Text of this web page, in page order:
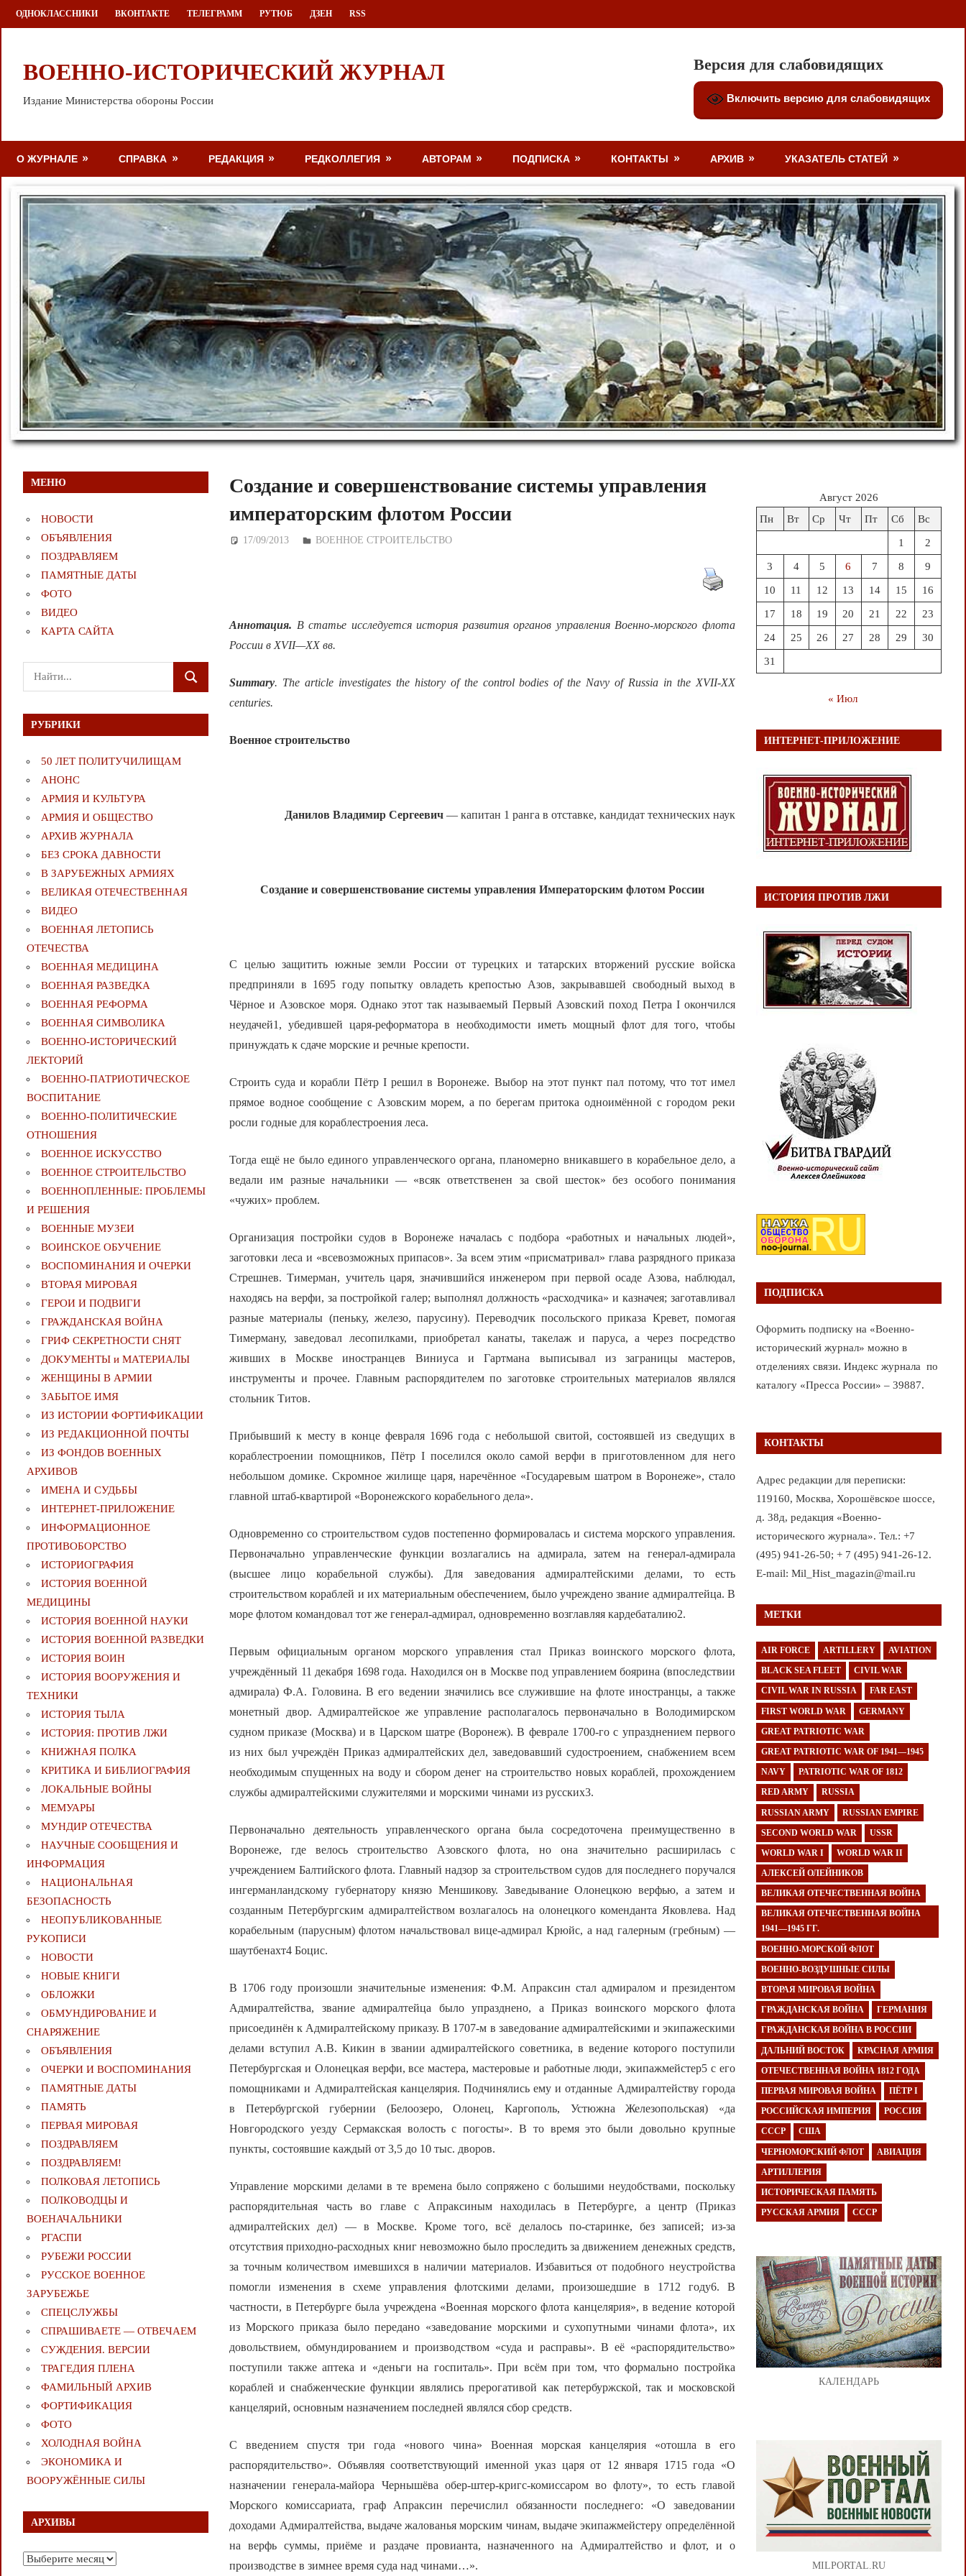
Перейти
к
ОДНОКЛАССНИКИ ВКОНТАКТЕ ТЕЛЕГРАММ РУТЮБ ДЗЕН RSS
ВОЕННО-ИСТОРИЧЕСКИЙ ЖУРНАЛ
Издание Министерства обороны России
Версия для слабовидящих
Включить версию для слабовидящих
О ЖУРНАЛЕ СПРАВКА РЕДАКЦИЯ РЕДКОЛЛЕГИЯ АВТОРАМ ПОДПИСКА КОНТАКТЫ АРХИВ УКАЗАТЕЛЬ СТАТЕЙ
Создание и совершенствование системы управления
императорским флотом России
17/09/2013 Дежурный по Редакции
ВОЕННОЕ СТРОИТЕЛЬСТВО
Аннотация. В статье исследуется история развития органов управления Военно-морского флота
России в XVII—XX вв.
Summary. The article investigates the history of the control bodies of the Navy of Russia in the XVII-XX
centuries.
Военное строительство
Данилов Владимир Сергеевич— капитан 1 ранга в отставке, кандидат технических наук
Создание и совершенствование системы управления Императорским флотом России
С целью защитить южные земли России от турецких и татарских вторжений русские войска
предприняли в 1695 году попытку овладеть крепостью Азов, закрывавшей свободный выход в
Чёрное и Азовское моря. Однако этот так называемый Первый Азовский поход Петра I окончился
неудачей1, убедившей царя-реформатора в необходимости иметь мощный флот для того, чтобы
принуждать к сдаче морские и речные крепости.
Строить суда и корабли Пётр I решил в Воронеже. Выбор на этот пункт пал потому, что тот имел
прямое водное сообщение с Азовским морем, а по берегам притока одноимённой с городом реки
росли годные для кораблестроения леса.
Тогда ещё не было единого управленческого органа, планомерно вникавшего в корабельное дело, а
ведали им разные начальники — «всяк ответственен за свой шесток» без особого понимания
«чужих» проблем.
Организация постройки судов в Воронеже началась с подбора «работных и начальных людей»,
заготовки леса и «всевозможных припасов». За всем этим «присматривал» глава разрядного приказа
Стрешнев. Тимерман, учитель царя, значившийся инженером при первой осаде Азова, наблюдал,
находясь на верфи, за постройкой галер; выполнял должность «расходчика» и казначея; заготавливал
разные материалы (пеньку, железо, парусину). Переводчик посольского приказа Кревет, помогая
Тимерману, заведовал лесопилками, приобретал канаты, такелаж и паруса, а через посредство
живших в Москве иностранцев Виниуса и Гартмана выписывал из заграницы мастеров,
инструменты и прочее. Главным распорядителем по заготовке строительных материалов являлся
стольник Титов.
Прибывший к месту в конце февраля 1696 года с небольшой свитой, состоявшей из сведущих в
кораблестроении помощников, Пётр I поселился около самой верфи в приготовленном для него
небольшом домике. Скромное жилище царя, наречённое «Государевым шатром в Воронеже», стало
главной штаб-квартирой «Воронежского корабельного дела».
Одновременно со строительством судов постепенно формировалась и система морского управления.
Первоначально управленческие функции возлагались на адмирала, затем на генерал-адмирала
(высшее лицо корабельной службы). Для заведования адмиралтейскими делами, то есть
строительством кораблей и их материальным обеспечением, было учреждено звание адмиралтейца. В
море флотом командовал тот же генерал-адмирал, одновременно возглавляя кардебаталию2.
Первым официальным органом морского управления стал Приказ воинского морского флота,
учреждённый 11 декабря 1698 года. Находился он в Москве под управлением боярина (впоследствии
адмирала) Ф.А. Головина. В его ведении значились все служившие на флоте иностранцы, а также
монетный двор. Адмиралтейское же управление располагалось первоначально в Володимирском
судном приказе (Москва) и в Царском шатре (Воронеж). В феврале 1700-го с упразднением первого
из них был учреждён Приказ адмиралтейских дел, заведовавший судостроением, снабжением всем
необходимым спущенных на воду и сбором денег на строительство новых кораблей, прохождением
службы адмиралтейскими служителями и морскими чинами из русских3.
Первоначально деятельность управленческого органа была сосредоточена преимущественно в
Воронеже, где велось строительство Азовского флота, но она значительно расширилась с
учреждением Балтийского флота. Главный надзор за строительством судов для последнего поручался
ингерманландскому губернатору князю Меншикову. Заведывание Олонецкою верфью, а затем и
созданным Петербургским адмиралтейством возлагалось на олонецкого коменданта Яковлева. Над
корабельным (парусным) флотом начальствовал вице-адмирал Крюйс, а над галерным (гребным) —
шаутбенахт4 Боцис.
В 1706 году произошли значительные изменения: Ф.М. Апраксин стал адмиралом и президентом
Адмиралтейства, звание адмиралтейца было упразднено, а Приказ воинского морского флота
присоединён к Адмиралтейскому приказу. В 1707-м в заведование адмиралтейскими и экипажескими
делами вступил А.В. Кикин в звании адмиралтейского советника, в ведение которого поступили
Петербургская и Олонецкая верфи, все мастера, мастеровые и работные люди, экипажмейстер5 с его
помощниками и Адмиралтейская канцелярия. Подчинялись ему и отданные Адмиралтейству города
в Петербургской губернии (Белоозеро, Олонец, Каргополь, Устюжна Железопольская) «да
Новгородского уезду Сермакская волость с погосты». В то время это были довольно крупные
пункты, состоявшие каждый от 3,5 до 10 тыс. дворов.
Управление морскими делами в те времена было сопряжено с большими неудобствами, поскольку
распорядительная часть во главе с Апраксиным находилась в Петербурге, а центр (Приказ
адмиралтейских дел) — в Москве. Кроме того, всё делалось по-старинке, без записей; из-за
отсутствия приходно-расходных книг невозможно было проследить за движением денежных средств,
за точным количеством имевшихся в наличии материалов. Избавиться от подобного неустройства
помогли изменения в схеме управления флотскими делами, произошедшие в 1712 году6. В
частности, в Петербурге была учреждена «Военная морского флота канцелярия», в ведение которой
из Морского приказа было передано «заведование морскими и сухопутными чинами флота», их
довольствием, обмундированием и производством «суда и расправы». В её «распорядительство»
поступили также аптека и «деньги на госпиталь». При всём при том, что формально постройка
кораблей и снабженческие функции являлись прерогативой как петербуржской, так и московской
канцелярий, основным назначением последней являлся сбор средств.
С введением спустя три года «нового чина» Военная морская канцелярия «отошла в его
распорядительство». Объявляя соответствующий именной указ царя от 12 января 1715 года «О
назначении генерала-майора Чернышёва обер-штер-кригс-комиссаром во флоту», то есть главой
Морского комиссариата, граф Апраксин перечислил обязанности последнего: «О заведовании
доходами Адмиралтейства, выдаче жалованья морским чинам, выдаче экипажмейстеру определённой
на верфь суммы, приёме и раздаче провианта, назначенного на Адмиралтейство и флот, и о
производстве в зимнее время суда над чинами…».
МЕНЮ
НОВОСТИ
ОБЪЯВЛЕНИЯ
ПОЗДРАВЛЯЕМ
ПАМЯТНЫЕ ДАТЫ
ФОТО
ВИДЕО
КАРТА САЙТА
Поиск
для:
ПОИСК
РУБРИКИ
50 ЛЕТ ПОЛИТУЧИЛИЩАМ
АНОНС
АРМИЯ И КУЛЬТУРА
АРМИЯ И ОБЩЕСТВО
АРХИВ ЖУРНАЛА
БЕЗ СРОКА ДАВНОСТИ
В ЗАРУБЕЖНЫХ АРМИЯХ
ВЕЛИКАЯ ОТЕЧЕСТВЕННАЯ
ВИДЕО
ВОЕННАЯ ЛЕТОПИСЬ
ОТЕЧЕСТВА
ВОЕННАЯ МЕДИЦИНА
ВОЕННАЯ РАЗВЕДКА
ВОЕННАЯ РЕФОРМА
ВОЕННАЯ СИМВОЛИКА
ВОЕННО-ИСТОРИЧЕСКИЙ
ЛЕКТОРИЙ
ВОЕННО-ПАТРИОТИЧЕСКОЕ
ВОСПИТАНИЕ
ВОЕННО-ПОЛИТИЧЕСКИE
ОТНОШЕНИЯ
ВОЕННОЕ ИСКУССТВО
ВОЕННОЕ СТРОИТЕЛЬСТВО
ВОЕННОПЛЕННЫЕ: ПРОБЛЕМЫ
И РЕШЕНИЯ
ВОЕННЫЕ МУЗЕИ
ВОИНСКОЕ ОБУЧЕНИЕ
ВОСПОМИНАНИЯ И ОЧЕРКИ
ВТОРАЯ МИРОВАЯ
ГЕРОИ И ПОДВИГИ
ГРАЖДАНСКАЯ ВОЙНА
ГРИФ СЕКРЕТНОСТИ СНЯТ
ДОКУМЕНТЫ и МАТЕРИАЛЫ
ЖЕНЩИНЫ В АРМИИ
ЗАБЫТОЕ ИМЯ
ИЗ ИСТОРИИ ФОРТИФИКАЦИИ
ИЗ РЕДАКЦИОННОЙ ПОЧТЫ
ИЗ ФОНДОВ ВОЕННЫХ
АРХИВОВ
ИМЕНА И СУДЬБЫ
ИНТЕРНЕТ-ПРИЛОЖЕНИЕ
ИНФОРМАЦИОННОЕ
ПРОТИВОБОРСТВО
ИСТОРИОГРАФИЯ
ИСТОРИЯ ВОЕННОЙ
МЕДИЦИНЫ
ИСТОРИЯ ВОЕННОЙ НАУКИ
ИСТОРИЯ ВОЕННОЙ РАЗВЕДКИ
ИСТОРИЯ ВОИН
ИСТОРИЯ ВООРУЖЕНИЯ И
ТЕХНИКИ
ИСТОРИЯ ТЫЛА
ИСТОРИЯ: ПРОТИВ ЛЖИ
КНИЖНАЯ ПОЛКА
КРИТИКА И БИБЛИОГРАФИЯ
ЛОКАЛЬНЫЕ ВОЙНЫ
МЕМУАРЫ
МУНДИР ОТЕЧЕСТВА
НАУЧНЫЕ СООБЩЕНИЯ И
ИНФОРМАЦИЯ
НАЦИОНАЛЬНАЯ
БЕЗОПАСНОСТЬ
НЕОПУБЛИКОВАННЫЕ
РУКОПИСИ
НОВОСТИ
НОВЫЕ КНИГИ
ОБЛОЖКИ
ОБМУНДИРОВАНИЕ И
СНАРЯЖЕНИЕ
ОБЪЯВЛЕНИЯ
ОЧЕРКИ И ВОСПОМИНАНИЯ
ПАМЯТНЫЕ ДАТЫ
ПАМЯТЬ
ПЕРВАЯ МИРОВАЯ
ПОЗДРАВЛЯЕМ
ПОЗДРАВЛЯЕМ!
ПОЛКОВАЯ ЛЕТОПИСЬ
ПОЛКОВОДЦЫ И
ВОЕНАЧАЛЬНИКИ
РГАСПИ
РУБЕЖИ РОССИИ
РУССКОЕ ВОЕННОЕ
ЗАРУБЕЖЬЕ
СПЕЦСЛУЖБЫ
СПРАШИВАЕТЕ — ОТВЕЧАЕМ
СУЖДЕНИЯ. ВЕРСИИ
ТРАГЕДИЯ ПЛЕНА
ФАМИЛЬНЫЙ АРХИВ
ФОРТИФИКАЦИЯ
ФОТО
ХОЛОДНАЯ ВОЙНА
ЭКОНОМИКА И
ВООРУЖЁННЫЕ СИЛЫ
АРХИВЫ
Архивы
Август 2026
Пн
Вт Ср Чт Пт Сб Вс
1 2
3 4 5 6 7 8 9
10 11 12 13 14 15 16
17 18 19 20 21 22 23
24 25 26 27 28 29 30
31
« Июл
ИНТЕРНЕТ-ПРИЛОЖЕНИЕ
ИСТОРИЯ ПРОТИВ ЛЖИ
ПОДПИСКА
Оформить подписку на «Военно-
исторический журнал» можно в
отделениях связи. Индекс журнала по
каталогу «Пресса России» – 39887.
КОНТАКТЫ
Адрес редакции для переписки:
119160, Москва, Хорошёвское шоссе,
д. 38д, редакция «Военно-
исторического журнала». Тел.: +7
(495) 941-26-50; + 7 (495) 941-26-12.
E-mail: Mil_Hist_magazin@mail.ru
МЕТКИ
AIR FORCE ARTILLERY AVIATION
BLACK SEA FLEET CIVIL WAR
CIVIL WAR IN RUSSIA FAR EAST
FIRST WORLD WAR GERMANY
GREAT PATRIOTIC WAR
GREAT PATRIOTIC WAR OF 1941—1945
NAVY PATRIOTIC WAR OF 1812
RED ARMY RUSSIA
RUSSIAN ARMY RUSSIAN EMPIRE
SECOND WORLD WAR USSR
WORLD WAR I WORLD WAR II
АЛЕКСЕЙ ОЛЕЙНИКОВ
ВЕЛИКАЯ ОТЕЧЕСТВЕННАЯ ВОЙНА
ВЕЛИКАЯ ОТЕЧЕСТВЕННАЯ ВОЙНА
1941—1945 ГГ.
ВОЕННО-МОРСКОЙ ФЛОТ
ВОЕННО-ВОЗДУШНЫЕ СИЛЫ
ВТОРАЯ МИРОВАЯ ВОЙНА
ГРАЖДАНСКАЯ ВОЙНА ГЕРМАНИЯ
ГРАЖДАНСКАЯ ВОЙНА В РОССИИ
ДАЛЬНИЙ ВОСТОК КРАСНАЯ АРМИЯ
ОТЕЧЕСТВЕННАЯ ВОЙНА 1812 ГОДА
ПЕРВАЯ МИРОВАЯ ВОЙНА ПЁТР I
РОССИЙСКАЯ ИМПЕРИЯ РОССИЯ
СССР США
ЧЕРНОМОРСКИЙ ФЛОТ АВИАЦИЯ
АРТИЛЛЕРИЯ
ИСТОРИЧЕСКАЯ ПАМЯТЬ
РУССКАЯ АРМИЯ СССР
КАЛЕНДАРЬ
MILPORTAL.RU